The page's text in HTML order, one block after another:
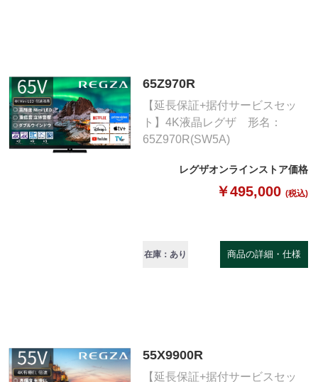
65Z970R
【延長保証+据付サービスセッ
ト】4K液晶レグザ 形名：
65Z970R(SW5A)
レグザオンラインストア価格
￥495,000 (税込)
在庫：あり 商品の詳細・仕様
55X9900R
【延長保証+据付サービスセッ